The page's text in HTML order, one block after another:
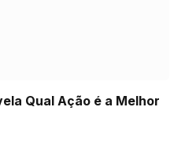
Qual Ação é a Melhor